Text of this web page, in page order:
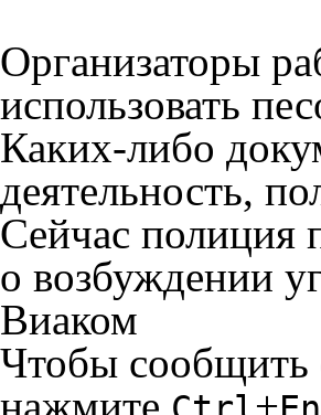
Организаторы
использовать
Каких-либо
деятельность,
Сейчас полиция
о возбуждении
Виаком
Чтобы сообщить